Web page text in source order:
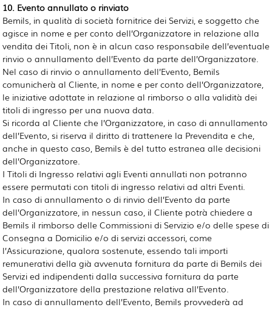
10. Evento annullato o rinviato
Bemils, in qualità di società fornitrice dei Servizi, e soggetto che
agisce in nome e per conto dell’Organizzatore in relazione alla
vendita dei Titoli, non è in alcun caso responsabile dell’eventuale
rinvio o annullamento dell’Evento da parte dell’Organizzatore.
Nel caso di rinvio o annullamento dell’Evento, Bemils
comunicherà al Cliente, in nome e per conto dell’Organizzatore,
le iniziative adottate in relazione al rimborso o alla validità dei
titoli di ingresso per una nuova data.
Si ricorda al Cliente che l’Organizzatore, in caso di annullamento
dell’Evento, si riserva il diritto di trattenere la Prevendita e che,
anche in questo caso, Bemils è del tutto estranea alle decisioni
dell’Organizzatore.
I Titoli di Ingresso relativi agli Eventi annullati non potranno
essere permutati con titoli di ingresso relativi ad altri Eventi.
In caso di annullamento o di rinvio dell’Evento da parte
dell’Organizzatore, in nessun caso, il Cliente potrà chiedere a
Bemils il rimborso delle Commissioni di Servizio e/o delle spese di
Consegna a Domicilio e/o di servizi accessori, come
l’Assicurazione, qualora sostenute, essendo tali importi
remunerativi della già avvenuta fornitura da parte di Bemils dei
Servizi ed indipendenti dalla successiva fornitura da parte
dell’Organizzatore della prestazione relativa all’Evento.
In caso di annullamento dell’Evento, Bemils provvederà ad